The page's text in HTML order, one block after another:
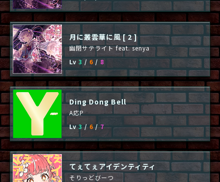
月に叢雲華に風 [ 2 ]
幽閉サテライト feat. senya
Lv3/ 6 / 8
Ding Dong Bell
A応P
Lv3/6/7
てぇてぇアイデンティティ
そりっどびーつ